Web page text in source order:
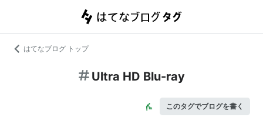
はてなブログ トップ
Ultra HD Blu-ray
このタグでブログを書く